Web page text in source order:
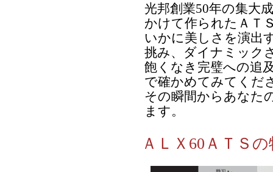
光邦創業50年の集大
かけて作られたＡＴ
いかに美しさを演出
挑み、ダイナミック
飽くなき完璧への追
で確かめてみてくだ
その瞬間からあなた
ます。
ＡＬＸ60ＡＴＳ